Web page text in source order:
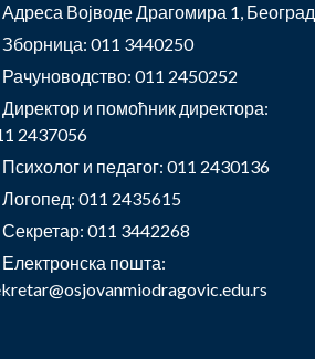
Адреса Војводе Драгомира 1, Београд
Зборница: 011 3440250
Рачуноводство: 011 2450252
Директор и помоћник директора:
2437056
Психолог и педагог: 011 2430136
Логопед: 011 2435615
Секретар: 011 3442268
Електронска пошта: